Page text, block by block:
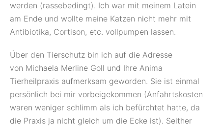
werden (rassebedingt). Ich war mit meinem Latein
am Ende und wollte meine Katzen nicht mehr mit
Antibiotika, Cortison, etc. vollpumpen lassen.
Über den Tierschutz bin ich auf die Adresse
von Michaela Merline Goll und Ihre Anima
Tierheilpraxis aufmerksam geworden. Sie ist einmal
persönlich bei mir vorbeigekommen (Anfahrtskosten
waren weniger schlimm als ich befürchtet hatte, da
die Praxis ja nicht gleich um die Ecke ist). Seither